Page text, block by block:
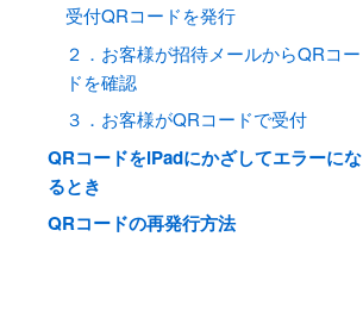
受付QRコードを発行
２．お客様が招待メールからQRコー
ドを確認
３．お客様がQRコードで受付
QRコードをiPadにかざしてエラーにな
るとき
QRコードの再発行方法